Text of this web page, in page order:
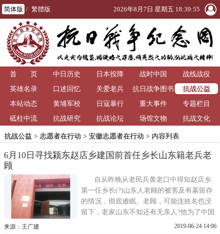
简体版 / 繁體版 2026年8月7日 星期五 18:39:56
首 页 中日历史 日本投降 战时中国
战线战役
英雄名录
口述回忆 关爱老兵
抗日战争图书
馆
抗战公益
本站动态
黄埔军校 日寇暴行 重大事件
专题栏目
砥柱中流
抗战研究 抗战论坛 场馆文物 抗战文化
抗战公益 > 志愿者在行动 > 安徽志愿者在行动 > 内容列表
6月10日寻找颍东赵店乡建国前首任乡长山东籍老兵老
顾
自从昨晚从老民兵黄老口中得知赵店乡
第一任乡长(?)山东人老顾的被害及有墓留存
的情况，彻底难眠。老顾，可能连姓名也没
留下，老家山东不知还有无亲人?他为了中国
的解放和阜阳百姓的翻身献出了宝贵生命。
来源：王广建 2019-06-24 14:06